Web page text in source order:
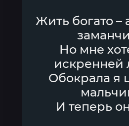
Жить богато –
Но мне
искренней
Обокрала я
И теперь